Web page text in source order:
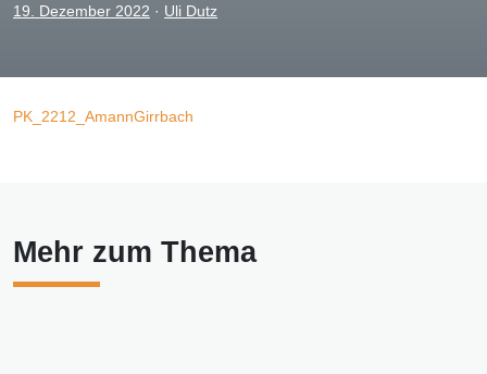
19. Dezember 2022 · Uli Dutz
PK_2212_AmannGirrbach
Mehr zum Thema